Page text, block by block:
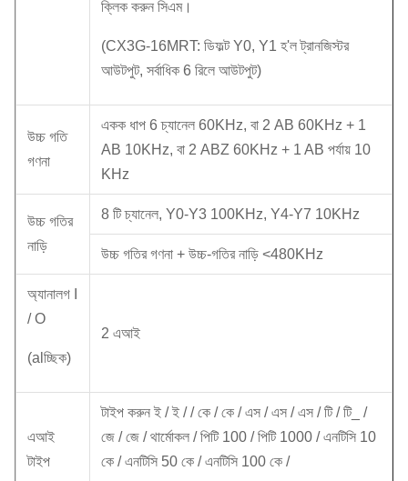
ক্লিক করুন সিএম।
(CX3G-16MRT: ডিফল্ট Y0, Y1 হ'ল ট্রানজিস্টর
আউটপুট, সর্বাধিক 6 রিলে আউটপুট)
উচ্চ গতি
গণনা
একক ধাপ 6 চ্যানেল 60KHz, বা 2 AB 60KHz + 1
AB 10KHz, বা 2 ABZ 60KHz + 1 AB পর্যায় 10
KHz
উচ্চ গতির
নাড়ি
8 টি চ্যানেল, Y0-Y3 100KHz, Y4-Y7 10KHz
উচ্চ গতির গণনা + উচ্চ-গতির নাড়ি <480KHz
অ্যানালগ I
/ O
(alচ্ছিক)
2 এআই
এআই
টাইপ
টাইপ করুন ই / ই / / কে / কে / এস / এস / এস / টি / টি_ /
জে / জে / থার্মোকল / পিটি 100 / পিটি 1000 / এনটিসি 10
কে / এনটিসি 50 কে / এনটিসি 100 কে /